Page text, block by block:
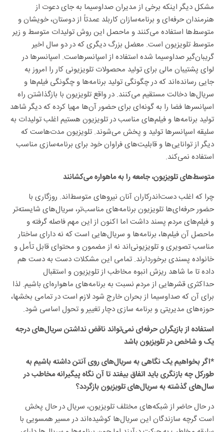
مشکل دیگر اینکه برخی از مدیران صداوسیما به جای دعوت از
هنرمندان حرفه‌ای و برنامه‌سازان کاربلد عمدتاً از دوستان، خویشان و
متوسط‌ها استفاده می‌کنند و ماحصل این روش تولیدات متوسط و زیر
متوسط تلویزیون است. معضل بزرگ دیگری که در دو سال اخیر
گریبان‌گیر صداوسیما شده استفاده از اسپانسرهاست. اسپانسرها در
لوای پشتیبان مالی برای تولید محصولات تلویزیونی کار را امروز به
جایی رسانده‌اند که در چگونگی تولید برنامه‌ها و چگونگی فیلم‌ها و
سریال‌ها دخالت مستقیم می‌کنند. در واقع تلویزیون با بازگذاشتن راه
اسپانسرها فضا را به گونه‌ای برای حضور آن‌ها مهیا کرده که دیگر شاهد
تولید برنامه‌ها و فیلم‌های مناسب در تلویزیون هستیم اغلب تولیدات به
سلیقه اسپانسرها تولید و پخش می‌شوند. تلویزیون مدت‌هاست که
دیگر از توانایی‌ها و قابلیت‌های فراوان خود برای برنامه‌سازی مناسب
استفاده نمی‌کند.
متوسط‌های تلویزیون، جامعه را به ماهواره می‌کشانند
چرا که اغلب دست‌اندرکاران آنان نیروهای متوسط‌اند. روزگاری با
حضور حرفه‌ای‌ها تلویزیون برنامه‌های مناسب‌تر، سریال‌های شایسته‌تر
و فیلم‌های مردم پسند داشت اما اکنون از این مهم فاصله گرفته و
ماحصل آن فیلم‌ها، برنامه‌ها و سریال‌هایی است که نه دارای ساختار
مناسب تصویری و تلویزیونی‌اند نه از مضمون و محتوای قابل تأمل و
خانواده پسندی برخوردارند. تمامی این مشکلات دست به دست هم
داده تا ما شاهد ریزش انبوه مخاطب از تلویزیون و استقبال
حداکثری قشرهایی از مردم نسبت به برنامه‌های ماهواره‌ای باشیم. لذا
برای آن که صداوسیما از بحران خارج شود لازم است در تمامی بخشها،
حوزه‌های مدیریتی و برنامه سازی دچار تغییر و تحول اساسی شود.
استفاده از بازیگران حرفه‌ای نمی‌تواند ناقض نداشتن سریال‌های درجه
یک و شاخص در تلویزیون باشد
*اگر بخواهیم یک نگاهی به سریال‌های روی آنتن داشته باشیم به
طورکل چه بازنگری باید اتفاق بیفتد تا آن نگاه پیگیرانه مخاطب در
سال‌های گذشته به سریال‌های تلویزیون بازگردد؟
در حال حاضر از شبکه‌های مختلف تلویزیون، سریال در حال پخش
است گرچه سازندگان این سریال‌ها کوشیده‌اند در مسیر همسویی با